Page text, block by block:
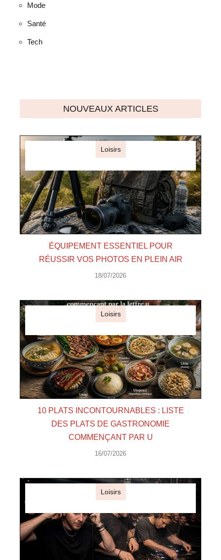
Mode
Santé
Tech
NOUVEAUX ARTICLES
Loisirs
ÉQUIPEMENT ESSENTIEL POUR
RÉUSSIR VOS PHOTOS EN PLEIN AIR
18/07/2026
Loisirs
10 PLATS INCONTOURNABLES : LISTE
DES PLATS DE GASTRONOMIE
COMMENÇANT PAR U
16/07/2026
Loisirs